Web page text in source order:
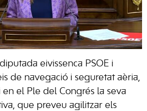
eivissenca PSOE i
de navegació i seguretat aèria,
el Ple del Congrés la seva
que preveu agilitzar els